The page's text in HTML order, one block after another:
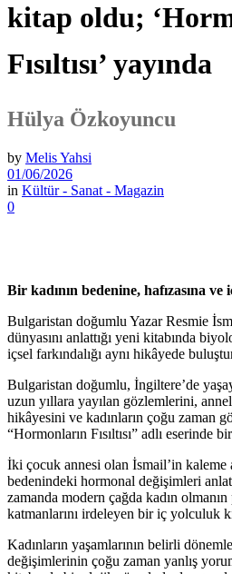
kitap oldu;
Fısıltısı’ yayında
Hülya Özkoyuncu
by Melis Yahsi
01/06/2026
in Kültür - Sanat - Magazin
0
Bir kadının bedenine, hafızasına
Bulgaristan doğumlu Yazar Resmie
dünyasını anlattığı yeni kitabında
içsel farkındalığı aynı hikâyede
Bulgaristan doğumlu, İngiltere’de
uzun yıllara yayılan gözlemlerini,
hikâyesini ve kadınların çoğu zaman
“Hormonların Fısıltısı” adlı eserinde
İki çocuk annesi olan İsmail’in kaleme
bedenindeki hormonal değişimleri
zamanda modern çağda kadın
katmanlarını irdeleyen bir iç yolculuk
Kadınların yaşamlarının belirli
değişimlerinin çoğu zaman yanlış